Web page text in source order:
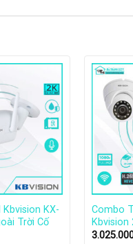
Kbvision KX-
Trời Cố
Combo
Kbvision